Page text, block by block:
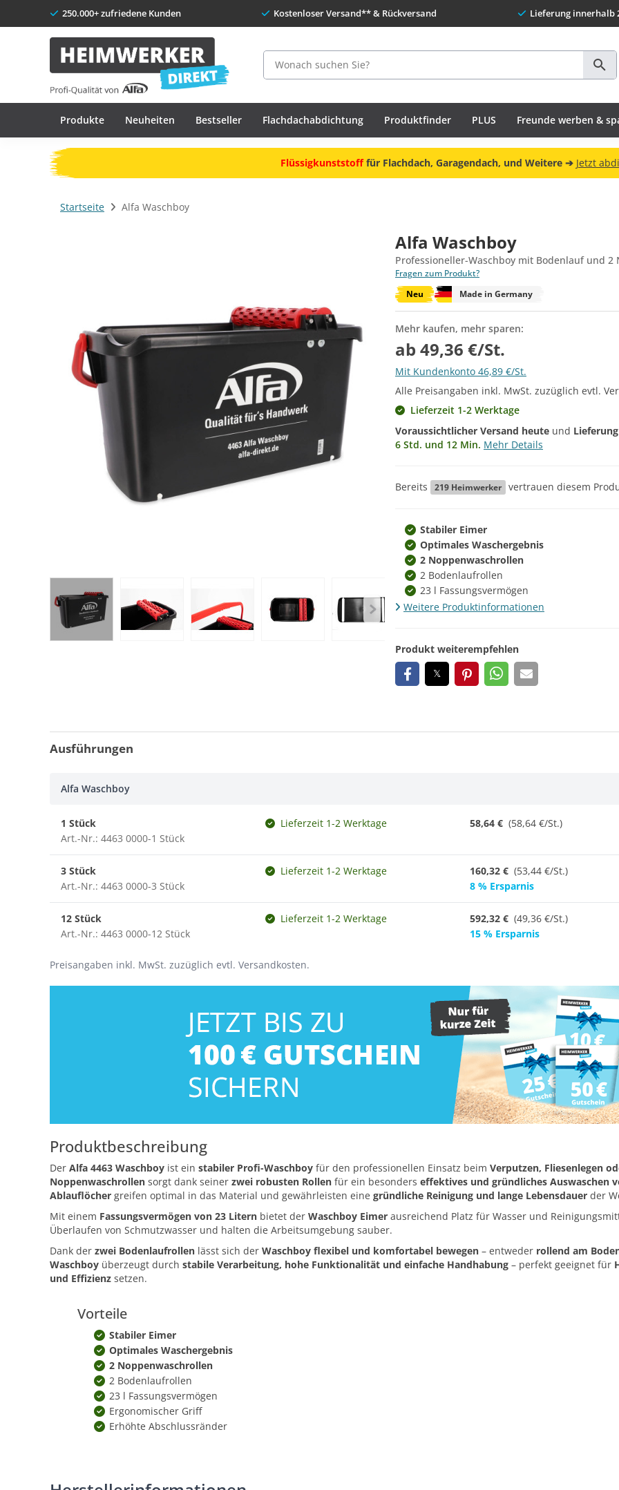
250.000+ zufriedene Kunden Kostenloser Versand** & Rückversand Lieferung innerhalb
Suche
Produkte Neuheiten Bestseller Flachdachabdichtung Produktfinder PLUS Freunde werben &
Flüssigkunststofffür Flachdach, Garagendach, und Weitere ➔ Jetzt
Startseite Alfa Waschboy
Alfa Waschboy
Professioneller-Waschboy mit Bodenlauf und
Fragen zum Produkt?
Neu
Made in Germany
Mehr kaufen, mehr sparen:
ab 49,36 €/St.
Mit Kundenkonto 46,89 €/St.
Alle Preisangaben inkl. MwSt. zuzüglich evtl.
Lieferzeit 1-2 Werktage
Voraussichtlicher Versand heute und
6 Std. und 12 Min. Mehr Details
Bereits 219 Heimwerker vertrauen diesem
Stabiler Eimer
Optimales Waschergebnis
2 Noppenwaschrollen
2 Bodenlaufrollen
23 l Fassungsvermögen
Weitere Produktinformationen
Produkt weiterempfehlen
Ausführungen
Alfa Waschboy
1 Stück
Art.-Nr.: 4463 0000-1 Stück
Lieferzeit 1-2 Werktage 58,64 € (58,64 €/St.)
3 Stück
Art.-Nr.: 4463 0000-3 Stück
Lieferzeit 1-2 Werktage 160,32 € (53,44 €/St.)
8 % Ersparnis
12 Stück
Art.-Nr.: 4463 0000-12 Stück
Lieferzeit 1-2 Werktage 592,32 € (49,36 €/St.)
15 % Ersparnis
Preisangaben inkl. MwSt. zuzüglich evtl. Versandkosten.
Produktbeschreibung
Der Alfa 4463 Waschboy ist ein stabiler Profi-Waschboy für den professionellen Einsatz beim Verputzen, Fliesenlegen
Noppenwaschrollen sorgt dank seiner zwei robusten Rollen für ein besonders effektives und gründliches Auswaschen
Ablauflöcher greifen optimal in das Material und gewährleisten eine gründliche Reinigung und lange Lebensdauer der
Mit einem Fassungsvermögen von 23 Litern bietet der Waschboy Eimer ausreichend Platz für Wasser und
Überlaufen von Schmutzwasser und halten die Arbeitsumgebung sauber.
Dank der zwei Bodenlaufrollen lässt sich der Waschboy flexibel und komfortabel bewegen – entweder rollend am
Waschboy überzeugt durch stabile Verarbeitung, hohe Funktionalität und einfache Handhabung – perfekt geeignet für
und Effizienz setzen.
Vorteile
Stabiler Eimer
Optimales Waschergebnis
2 Noppenwaschrollen
2 Bodenlaufrollen
23 l Fassungsvermögen
Ergonomischer Griff
Erhöhte Abschlussränder